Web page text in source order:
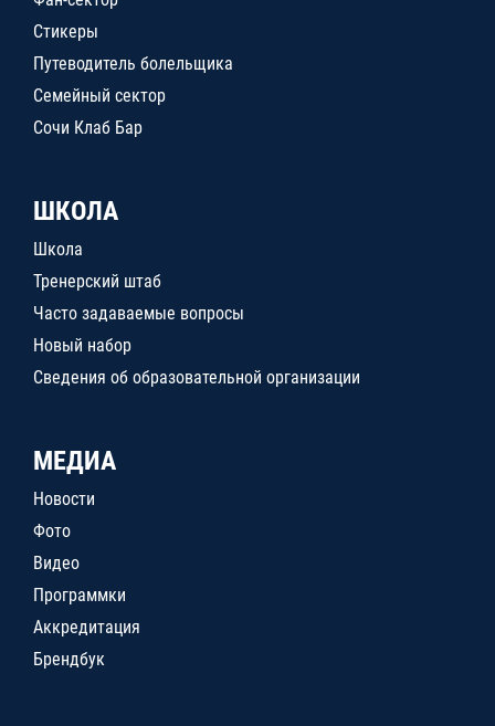
Стикеры
Путеводитель болельщика
Семейный сектор
Сочи Клаб Бар
ШКОЛА
Школа
Тренерский штаб
Часто задаваемые вопросы
Новый набор
Сведения об образовательной организации
МЕДИА
Новости
Фото
Видео
Программки
Аккредитация
Брендбук